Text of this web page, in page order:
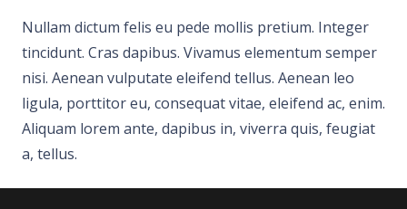
Nullam dictum felis eu pede mollis pretium. Integer
tincidunt. Cras dapibus. Vivamus elementum semper
nisi. Aenean vulputate eleifend tellus. Aenean leo
ligula, porttitor eu, consequat vitae, eleifend ac, enim.
Aliquam lorem ante, dapibus in, viverra quis, feugiat
a, tellus.